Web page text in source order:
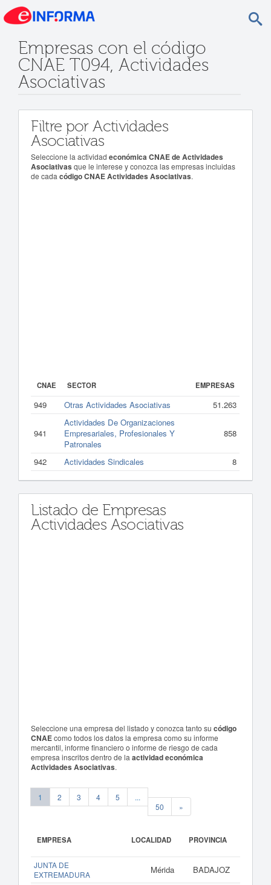
Empresas con el código
CNAE T094, Actividades
Asociativas
Filtre por Actividades
Asociativas
Seleccione la actividadeconómica CNAE de Actividades
Asociativas que le interese y conozca las empresas incluidas
de cadacódigo CNAE Actividades Asociativas.
CNAE SECTOR EMPRESAS
949 Otras Actividades Asociativas 51.263
941
Actividades De Organizaciones
Empresariales, Profesionales Y
Patronales
858
942 Actividades Sindicales 8
Listado de Empresas
Actividades Asociativas
Seleccione una empresa del listado y conozca tanto sucódigo
CNAEcomo todos los datos la empresa como su informe
mercantil, informe financiero o informe de riesgo de cada
empresa inscritos dentro de laactividad económica
Actividades Asociativas.
1 2 3 4 5
...
50
»
EMPRESA LOCALIDAD PROVINCIA
JUNTA DE
EXTREMADURA
Mérida BADAJOZ